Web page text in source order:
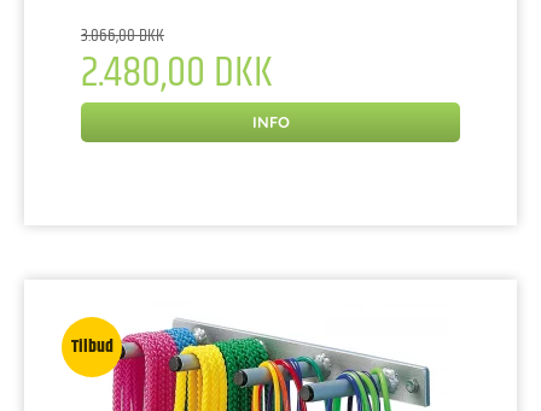
3.066,00 DKK
2.480,00 DKK
INFO
Tilbud